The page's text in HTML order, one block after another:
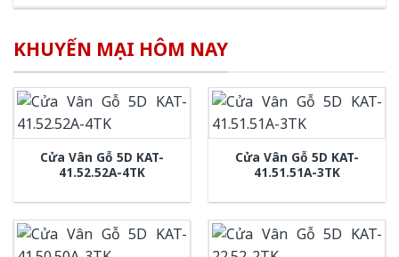
KHUYẾN MẠI HÔM NAY
Cửa Vân Gỗ 5D KAT-
41.52.52A-4TK
Cửa Vân Gỗ 5D KAT-
41.51.51A-3TK